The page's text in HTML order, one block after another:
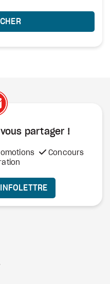
partager !
Concours